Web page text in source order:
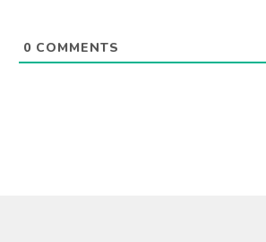
0 COMMENTS